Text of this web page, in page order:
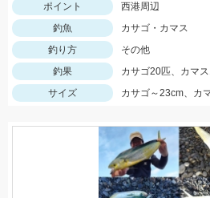
ポイント
西港周辺
釣魚
カサゴ・カマス
釣り方
その他
釣果
カサゴ20匹、カマ
サイズ
カサゴ～23cm、カ